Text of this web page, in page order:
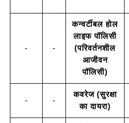
- -
कन्वर्टीबल होल
लाइफ पॉलिसी
(परिवर्तनशील
आजीवन
पॉलिसी)
- -
कवरेज (सुरक्षा
का दायरा)